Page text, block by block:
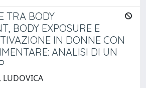
TRA BODY
BODY EXPOSURE E
IN DONNE CON
ANALISI DI UN